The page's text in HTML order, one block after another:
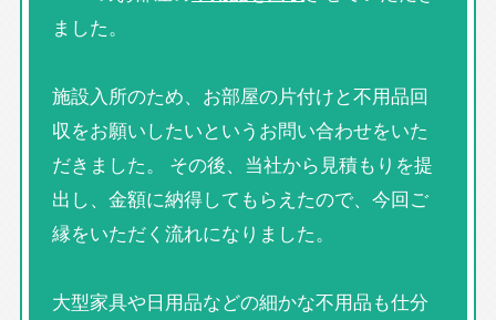
ました。
施設入所のため、お部屋の片付けと不用品回
収をお願いしたいというお問い合わせをいた
だきました。 その後、当社から見積もりを提
出し、金額に納得してもらえたので、今回ご
縁をいただく流れになりました。
大型家具や日用品などの細かな不用品も仕分